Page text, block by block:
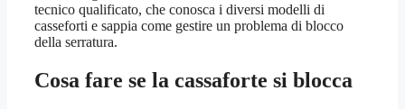
tecnico qualificato, che conosca i diversi modelli di
casseforti e sappia come gestire un problema di blocco
della serratura.
Cosa fare se la cassaforte si blocca